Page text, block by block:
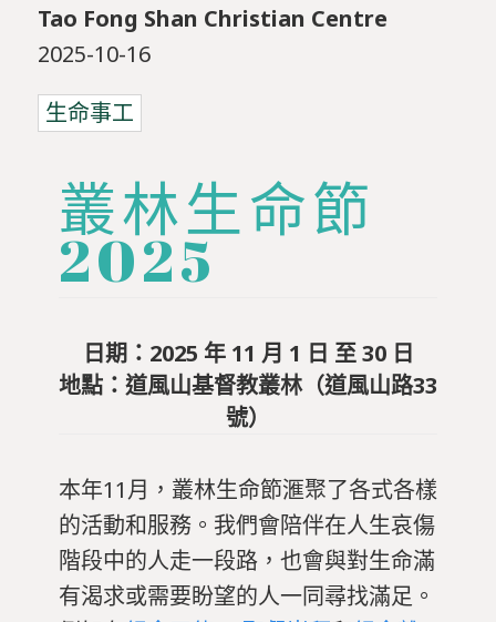
Tao Fong Shan Christian Centre
2025-10-16
生命事工
叢林生命節
2025
日期：2025 年 11 月 1 日 至 30 日
地點：道風山基督教叢林（道風山路33
號）
本年11月，叢林生命節滙聚了各式各樣
的活動和服務。我們會陪伴在人生哀傷
階段中的人走一段路，也會與對生命滿
有渴求或需要盼望的人一同尋找滿足。